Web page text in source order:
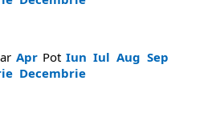
Apr Pot Iun Iul Aug Sep
Decembrie